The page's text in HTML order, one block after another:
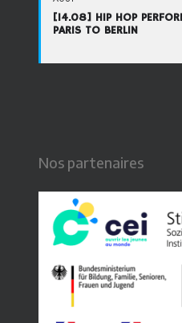
[14.08] HIP HOP
PARIS TO BERLIN
Nos partenaires